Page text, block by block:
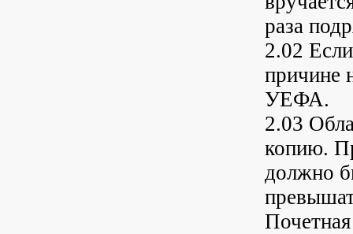
раза
2.02
причине
УЕФА.
2.03
копию.
должно